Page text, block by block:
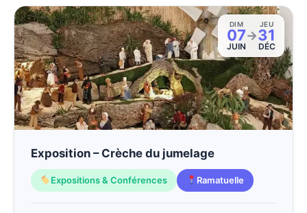
DIM
07
JUIN
→
JEU
31
DÉC
Exposition – Crèche du jumelage
Expositions & Conférences Ramatuelle